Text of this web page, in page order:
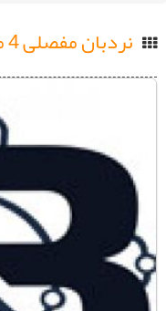
نردبان مفصلی 4 متر 4 تیکه